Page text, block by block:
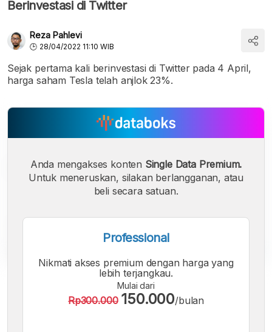
Berinvestasi di Twitter
Reza Pahlevi
28/04/2022 11:10 WIB
Sejak pertama kali berinvestasi di Twitter pada 4 April,
harga saham Tesla telah anjlok 23%.
Font
Kecil
A
FontFont
Anda mengakses konten Single Data Premium.
Untuk meneruskan, silakan berlangganan, atau
beli secara satuan.
Professional
Nikmati akses premium dengan harga yang
lebih terjangkau.
Mulai dari
Rp300.000 150.000/bulan